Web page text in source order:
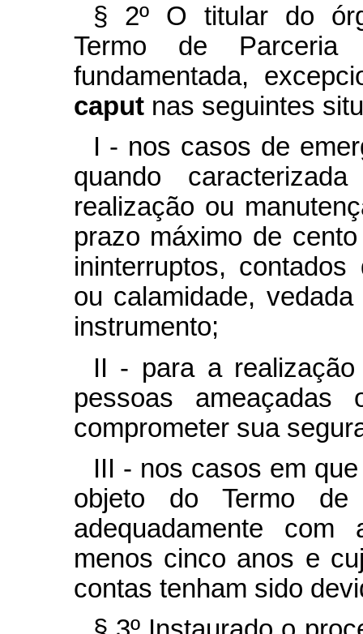
§ 2º O titular do
Termo de Parceria
fundamentada,
caput nas seguintes
I - nos casos de
quando
realização ou
prazo máximo de
ininterruptos,
ou calamidade,
instrumento;
II - para a
pessoas
comprometer sua
III - nos casos em
objeto do Termo
adequadamente
menos cinco anos e
contas tenham sido